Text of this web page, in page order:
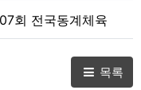
회 전국동계체육
목록